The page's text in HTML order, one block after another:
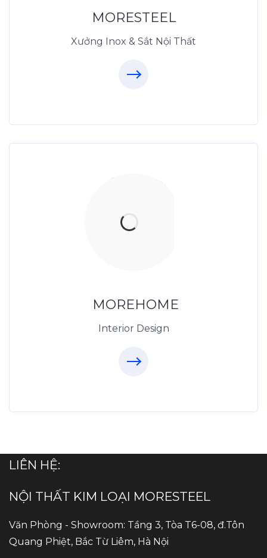
MORESTEEL
Xưởng Inox & Sắt Nội Thất
0931318877
MOREHOME
Interior Design
Thiết Kế Nội Thất
LIÊN HỆ:
NỘI THẤT KIM LOẠI MORESTEEL
Văn Phòng - Showroom: Tầng 3, Tòa T6-08, đ.Tôn
Quang Phiệt, Bắc Từ Liêm, Hà Nội